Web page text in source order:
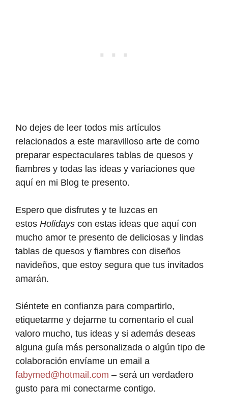
No dejes de leer todos mis artículos
relacionados a este maravilloso arte de como
preparar espectaculares tablas de quesos y
fiambres y todas las ideas y variaciones que
aquí en mi Blog te presento.
Espero que disfrutes y te luzcas en
estos Holidays con estas ideas que aquí con
mucho amor te presento de deliciosas y lindas
tablas de quesos y fiambres con diseños
navideños, que estoy segura que tus invitados
amarán.
Siéntete en confianza para compartirlo,
etiquetarme y dejarme tu comentario el cual
valoro mucho, tus ideas y si además deseas
alguna guía más personalizada o algún tipo de
colaboración envíame un email a
fabymed@hotmail.com – será un verdadero
gusto para mi conectarme contigo.